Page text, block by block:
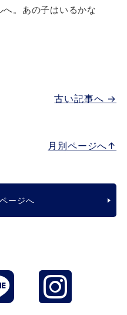
。あの子はいるかな
古い記事へ →
月別ページへ↑
ージへ